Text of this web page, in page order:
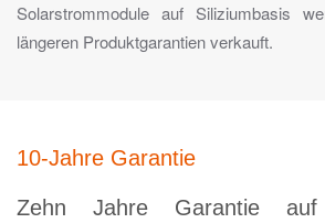
Solarstrommodule auf Siliziumbasis
längeren Produktgarantien verkauft.
10-Jahre Garantie
Zehn Jahre Garantie